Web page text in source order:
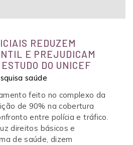
REDUZEM
E PREJUDICAM
DO UNICEF
saúde
feito no complexo da
de 90% na cobertura
entre polícia e tráfico.
direitos básicos e
de saúde, dizem